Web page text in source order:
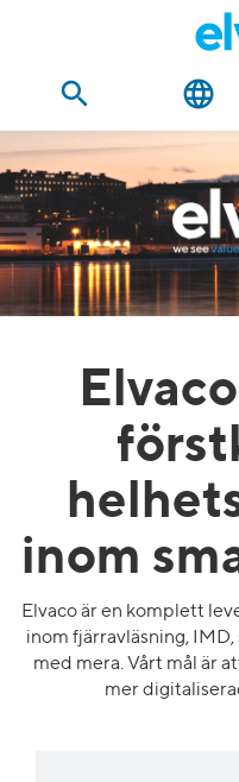
inom
Elvaco är en komplett
inom fjärravläsning,
med mera. Vårt mål är
mer